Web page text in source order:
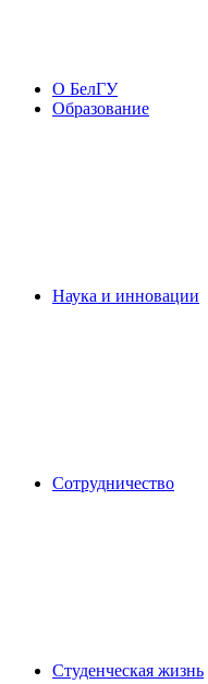
О БелГУ
Образование
Наука и инновации
Сотрудничество
Студенческая жизнь